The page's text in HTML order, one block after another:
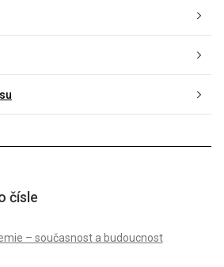
čísle
– současnost a budoucnost